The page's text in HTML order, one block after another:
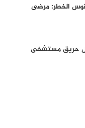
الخطر: مرضى
حريق مستشفى